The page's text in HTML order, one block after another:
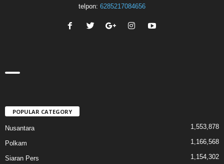
telpon: 6285217084656
POPULAR CATEGORY
Nusantara 1,553,878
Polkam 1,166,568
Siaran Pers 1,154,302